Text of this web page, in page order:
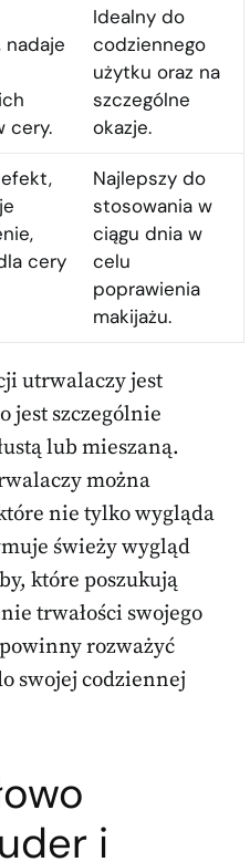
nadaje
cery.
Idealny do
codziennego
użytku oraz na
szczególne
okazje.
cery
Najlepszy do
stosowania w
ciągu dnia w
celu
poprawienia
makijażu.
utrwalaczy jest
jest szczególnie
lub mieszaną.
można
nie tylko wygląda
świeży wygląd
które poszukują
trwałości swojego
rozważyć
swojej codziennej
i